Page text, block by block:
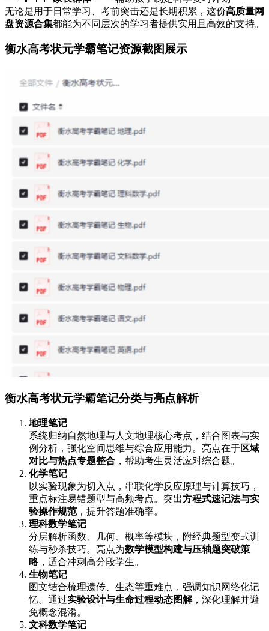
无论是用于日常学习、考前突击还是长期积累，这份高质量网
盘资源合集都能为不同层次的学习者提供实用且高效的支持。
衡水高考状元学霸笔记资源截图展示
衡水高考状元学霸笔记分类与亮点解析
地理笔记
系统归纳自然地理与人文地理核心考点，结合图表与实
例分析，强化空间思维与综合应用能力。亮点在于区域
对比与热点专题整合 ，帮助考生灵活应对综合题。
化学笔记
以实验现象为切入点，串联化学反应原理与计算技巧，
重点标注易错题型与高频考点。突出方程式速记法与实
验操作规范，提升答题准确率。
理科数学笔记
分层解析函数、几何、概率等模块，附经典题型变式训
练与秒杀技巧。亮点为数学模型构建与压轴题突破策
略，适合冲刺高分段学生。
生物笔记
图文结合梳理遗传、生态等重难点，强调知识网络化记
忆。通过实验设计与生命过程动态图解，深化理解并避
免概念混淆。
文科数学笔记